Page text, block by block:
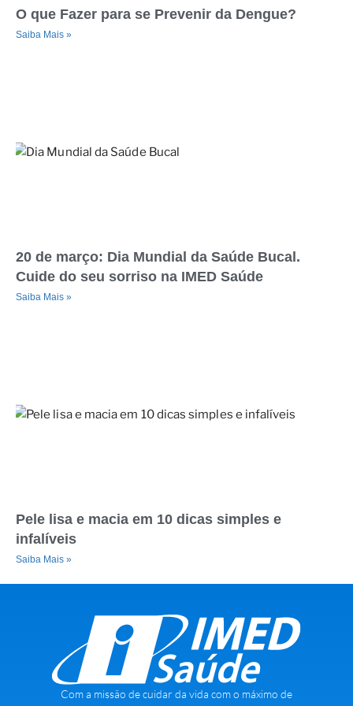
O que Fazer para se Prevenir da Dengue?
Saiba Mais »
20 de março: Dia Mundial da Saúde Bucal.
Cuide do seu sorriso na IMED Saúde
Saiba Mais »
Pele lisa e macia em 10 dicas simples e
infalíveis
Saiba Mais »
Com a missão de cuidar da vida com o máximo de